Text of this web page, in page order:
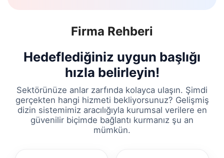
Firma Rehberi
Hedeflediğiniz uygun başlığı
hızla belirleyin!
Sektörünüze anlar zarfında kolayca ulaşın. Şimdi
gerçekten hangi hizmeti bekliyorsunuz? Gelişmiş
dizin sistemimiz aracılığıyla kurumsal verilere en
güvenilir biçimde bağlantı kurmanız şu an
mümkün.